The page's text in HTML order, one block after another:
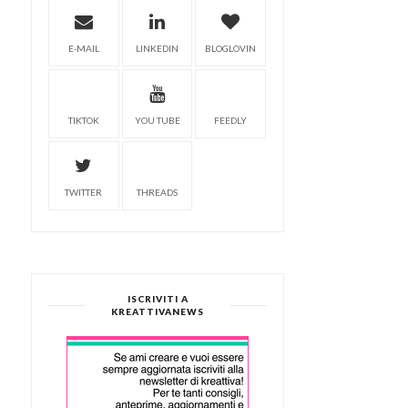
E-MAIL LINKEDIN BLOGLOVIN
TIKTOK YOU TUBE FEEDLY
TWITTER THREADS
ISCRIVITI A
KREATTIVANEWS